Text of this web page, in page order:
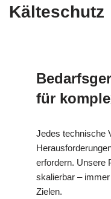
Kälteschutz
für
Jedes technische
erfordern. Unsere
skalierbar –
Zielen.